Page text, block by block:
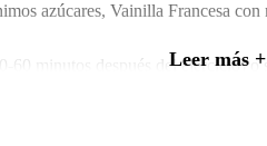
azúcares, Vainilla Francesa
minutos después del ejercicio) o
Leer más +